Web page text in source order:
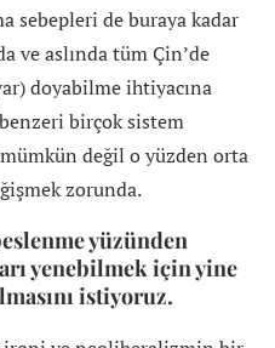
sebepleri de buraya kadar
ve aslında tüm Çin’de
doyabilme ihtiyacına
birçok sistem
değil o yüzden orta
zorunda.
yüzünden
yenebilmek için yine
istiyoruz.